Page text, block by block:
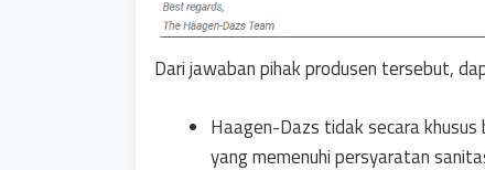
Dari jawaban pihak produsen tersebut,
Haagen-Dazs tidak secara
yang memenuhi persyaratan